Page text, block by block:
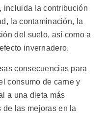
incluida la contribución
la contaminación, la
del suelo, así como a
invernadero.
consecuencias para
consumo de carne y
a una dieta más
de las mejoras en la